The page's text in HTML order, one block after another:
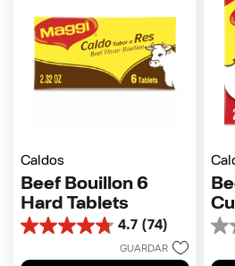
Caldos
Beef Bouillon 6
Hard Tablets
4.7 (74)
4.7
GUARDAR
0.0